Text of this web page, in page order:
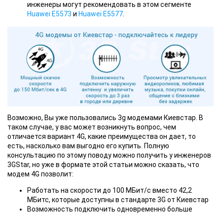
инженеры могут рекомендовать в этом сегменте
Huawei E5573 и Huawei E5577.
Возможно, Вы уже пользовались 3g модемами Киевстар. В
таком случае, у вас может возникнуть вопрос, чем
отличается вариант 4G, какие преимущества он дает, то
есть, насколько вам выгодно его купить. Полную
консультацию по этому поводу можно получить у инженеров
3GStar, но уже в формате этой статьи можно сказать, что
модем 4G позволит:
Работать на скорости до 100 МБит/с вместо 42,2
МБитс, которые доступны в стандарте 3G от Киевстар
Возможность подключить одновременно больше